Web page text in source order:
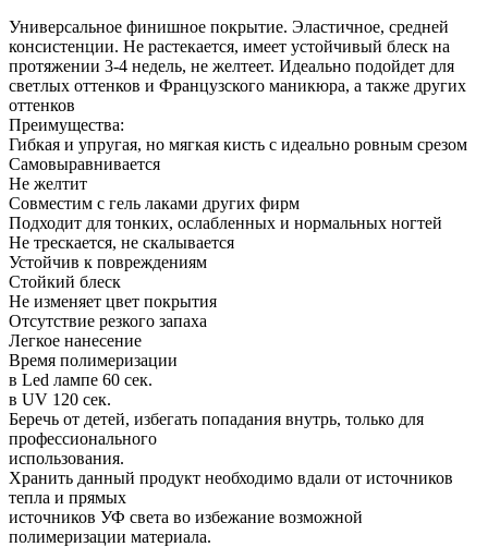
Универсальное финишное покрытие. Эластичное, средней
консистенции. Не растекается, имеет устойчивый блеск на
протяжении 3-4 недель, не желтеет. Идеально подойдет для
светлых оттенков и Французского маникюра, а также других
оттенков
Преимущества:
Гибкая и упругая, но мягкая кисть с идеально ровным срезом
Самовыравнивается
Не желтит
Совместим с гель лаками других фирм
Подходит для тонких, ослабленных и нормальных ногтей
Не трескается, не скалывается
Устойчив к повреждениям
Стойкий блеск
Не изменяет цвет покрытия
Отсутствие резкого запаха
Легкое нанесение
Время полимеризации
в Led лампе 60 сек.
в UV 120 сек.
Беречь от детей, избегать попадания внутрь, только для
профессионального
использования.
Хранить данный продукт необходимо вдали от источников
тепла и прямых
источников УФ света во избежание возможной
полимеризации материала.